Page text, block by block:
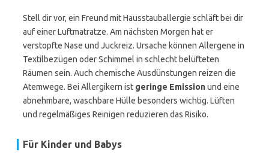
Stell dir vor, ein Freund mit Hausstauballergie schläft bei dir
auf einer Luftmatratze. Am nächsten Morgen hat er
verstopfte Nase und Juckreiz. Ursache können Allergene in
Textilbezügen oder Schimmel in schlecht belüfteten
Räumen sein. Auch chemische Ausdünstungen reizen die
Atemwege. Bei Allergikern ist geringe Emissionund eine
abnehmbare, waschbare Hülle besonders wichtig. Lüften
und regelmäßiges Reinigen reduzieren das Risiko.
Für Kinder und Babys